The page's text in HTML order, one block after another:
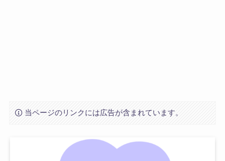
当ページのリンクには広告が含まれています。